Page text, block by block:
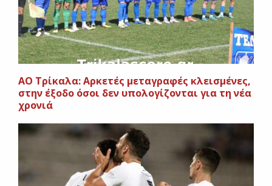
ΑΟ Τρίκαλα: Αρκετές μεταγραφές κλεισμένες,
στην έξοδο όσοι δεν υπολογίζονται για τη νέα
χρονιά